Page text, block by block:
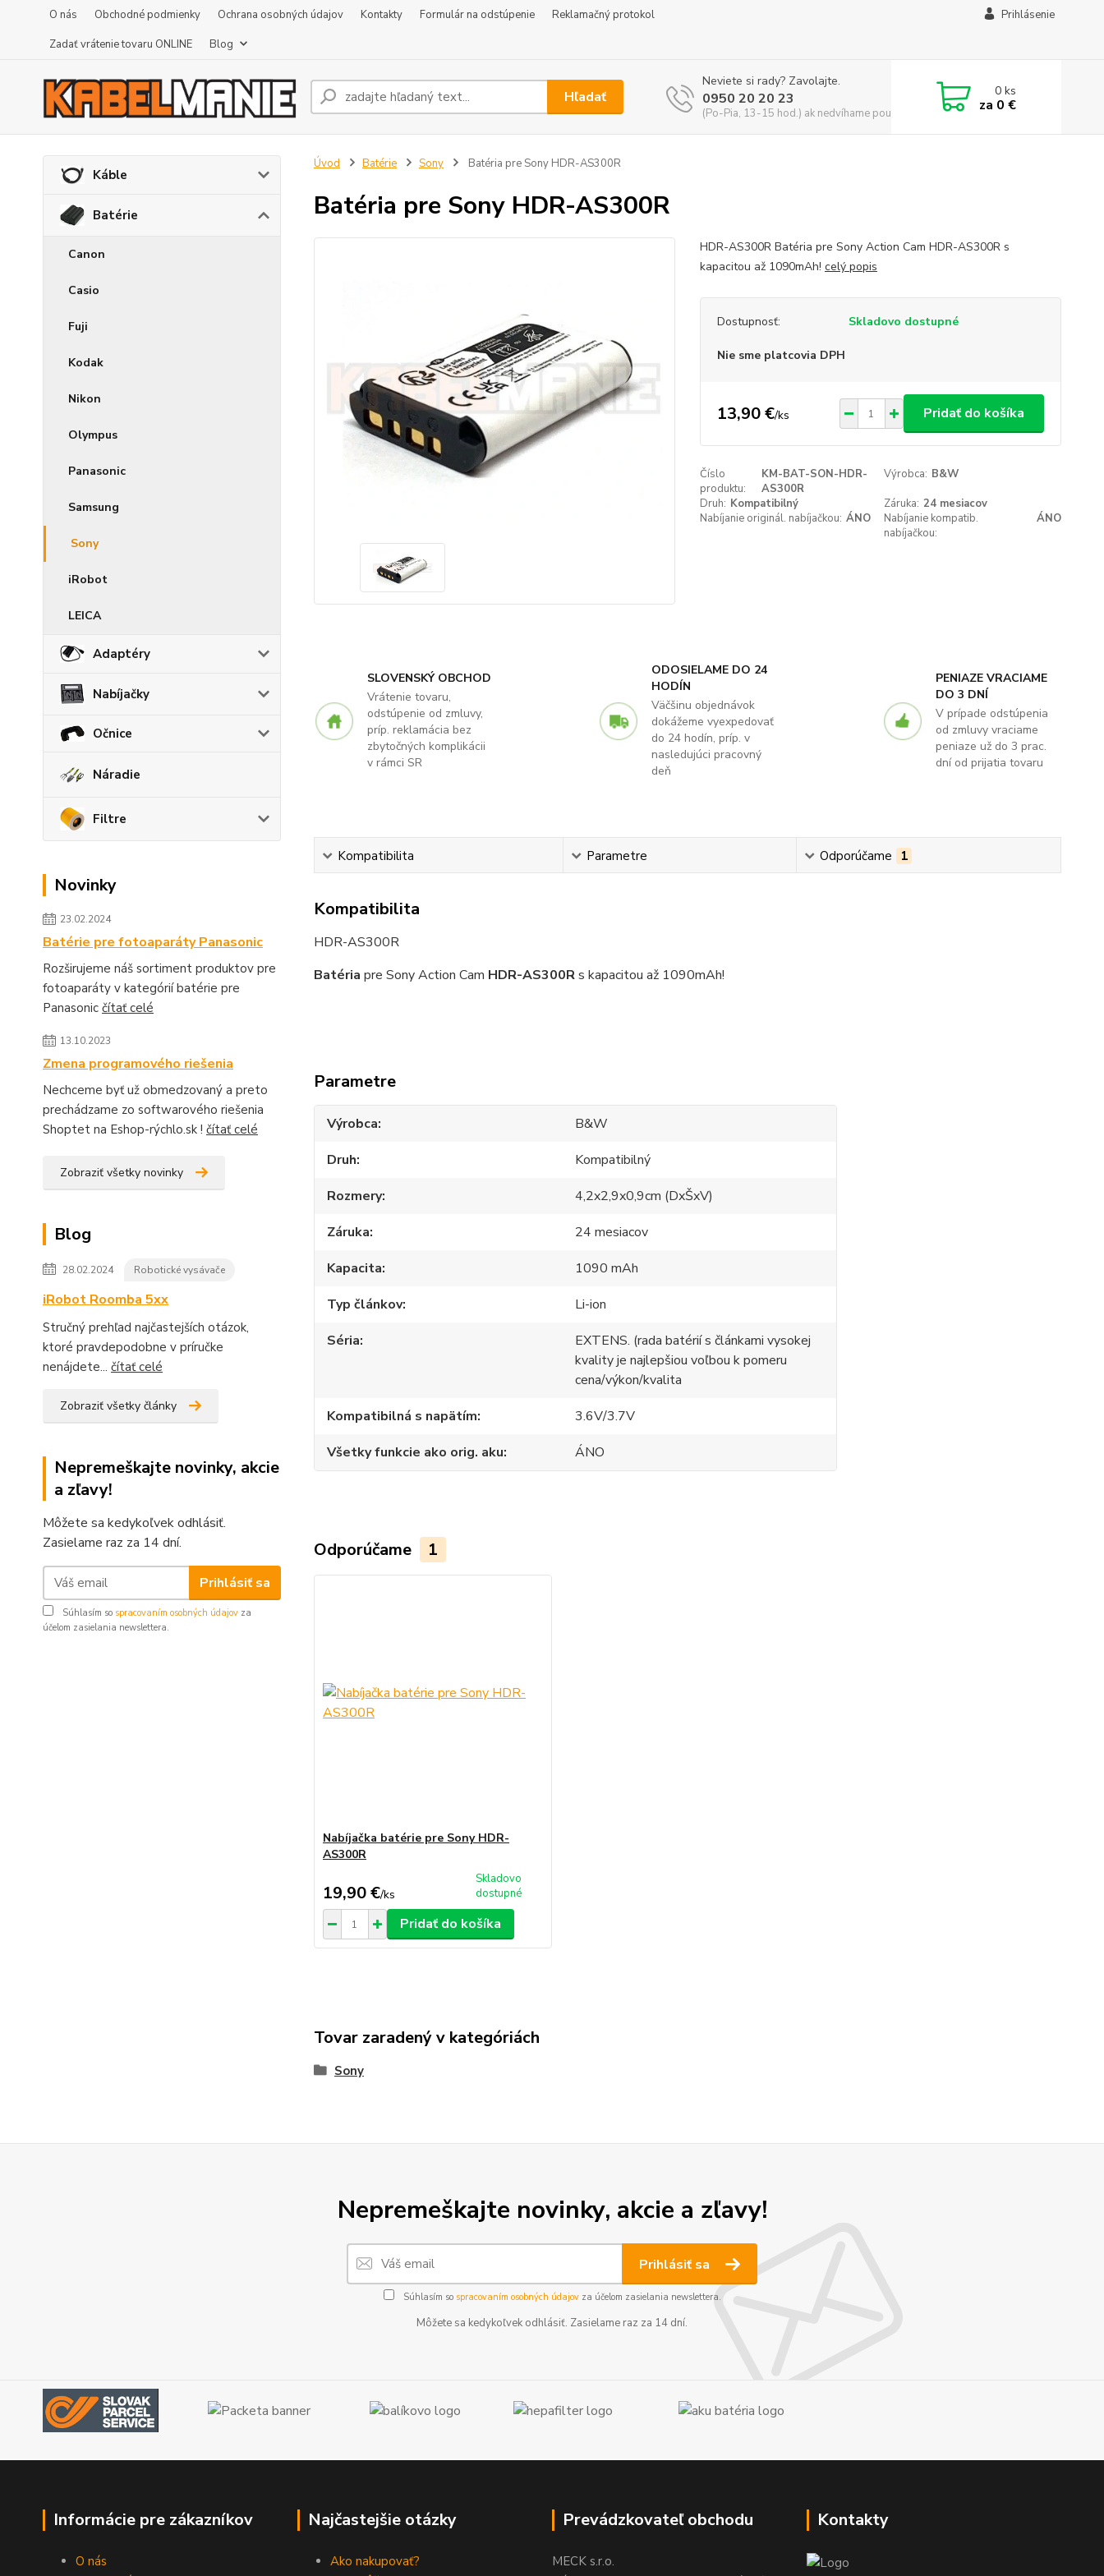
O nás Obchodné podmienky Ochrana osobných údajov Kontakty Formulár na odstúpenie
Reklamačný protokol
Zadať vrátenie tovaru ONLINE
Blog
Prihlásenie
Hľadať
Neviete si rady? Zavolajte.
0950 20 20 23
(Po-Pia, 13-15 hod.) ak nedvíhame použite CHATBOX
0ks
za 0 €
Káble
Batérie
Canon
Casio
Fuji
Kodak
Nikon
Olympus
Panasonic
Samsung
Sony
iRobot
LEICA
Adaptéry
Nabíjačky
Očnice
Náradie
Filtre
Novinky
23.02.2024
Batérie pre fotoaparáty Panasonic
Rozširujeme náš sortiment produktov pre
fotoaparáty v kategórií batérie pre
Panasonic čítať celé
13.10.2023
Zmena programového riešenia
Nechceme byť už obmedzovaný a preto
prechádzame zo softwarového riešenia
Shoptet na Eshop-rýchlo.sk ! čítať celé
Zobraziť všetky novinky
Blog
28.02.2024 Robotické vysávače
iRobot Roomba 5xx
Stručný prehľad najčastejších otázok,
ktoré pravdepodobne v príručke
nenájdete... čítať celé
Zobraziť všetky články
Nepremeškajte novinky, akcie
a zľavy!
Môžete sa kedykoľvek odhlásiť.
Zasielame raz za 14 dní.
Prihlásiť sa
Súhlasím so spracovaním osobných údajov za
účelom zasielania newslettera.
Úvod Batérie Sony Batéria pre Sony HDR-AS300R
Batéria pre Sony HDR-AS300R
HDR-AS300R Batéria pre Sony Action Cam HDR-AS300R s
kapacitou až 1090mAh! celý popis
Dostupnosť: Skladovo dostupné
Nie sme platcovia DPH
13,90 €/ks Pridať do košíka
Číslo
produktu:
KM-BAT-SON-HDR-
AS300R
Výrobca: B&W
Druh: Kompatibilný Záruka: 24 mesiacov
Nabíjanie originál. nabíjačkou: ÁNO
Nabíjanie kompatib.
nabíjačkou:
ÁNO
SLOVENSKÝ OBCHOD
Vrátenie tovaru,
odstúpenie od zmluvy,
príp. reklamácia bez
zbytočných komplikácii
v rámci SR
ODOSIELAME DO 24
HODÍN
Väčšinu objednávok
dokážeme vyexpedovať
do 24 hodín, príp. v
nasledujúci pracovný
deň
PENIAZE VRACIAME
DO 3 DNÍ
V prípade odstúpenia
od zmluvy vraciame
peniaze už do 3 prac.
dní od prijatia tovaru
Kompatibilita Parametre Odporúčame 1
Kompatibilita
HDR-AS300R
Batéria pre Sony Action Cam HDR-AS300Rs kapacitou až 1090mAh!
Parametre
Výrobca
B&W
Druh
Kompatibilný
Rozmery
4,2x2,9x0,9cm (DxŠxV)
Záruka
24 mesiacov
Kapacita
1090 mAh
Typ článkov
Li-ion
Séria
EXTENS. (rada batérií s článkami vysokej
kvality je najlepšiou voľbou k pomeru
cena/výkon/kvalita
Kompatibilná s napätím
3.6V/3.7V
Všetky funkcie ako orig. aku
ÁNO
Odporúčame 1
Nabíjačka batérie pre Sony HDR-
AS300R
19,90 €/ks
Skladovo
dostupné
Pridať do košíka
Tovar zaradený v kategóriách
Sony
Nepremeškajte novinky, akcie a zľavy!
Prihlásiť sa
Súhlasím so spracovaním osobných údajovza účelom zasielania newslettera.
Môžete sa kedykoľvek odhlásiť. Zasielame raz za 14 dní.
Informácie pre zákazníkov
O nás
Najčastejšie otázky
Ako nakupovať?
Prevádzkovateľ obchodu
MECK s.r.o.
Kontakty